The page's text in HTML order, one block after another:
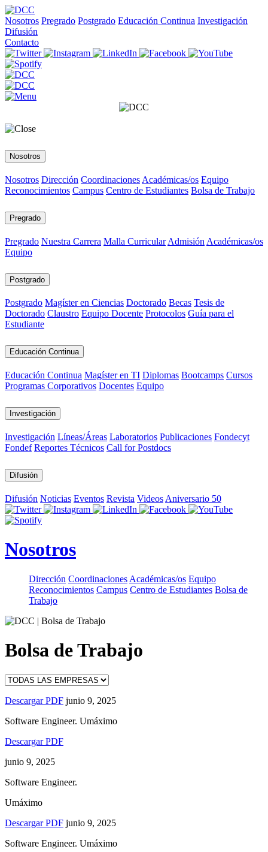
Nosotros Pregrado Postgrado Educación Continua Investigación
Difusión
Contacto
Nosotros
Nosotros Dirección Coordinaciones Académicas/os Equipo
Reconocimientos Campus Centro de Estudiantes Bolsa de Trabajo
Pregrado
Pregrado Nuestra Carrera Malla Curricular Admisión Académicas/os
Equipo
Postgrado
Postgrado Magíster en Ciencias Doctorado Becas Tesis de
Doctorado Claustro Equipo Docente Protocolos Guía para el
Estudiante
Educación Continua
Educación Continua Magíster en TI Diplomas Bootcamps Cursos
Programas Corporativos Docentes Equipo
Investigación
Investigación Líneas/Áreas Laboratorios Publicaciones Fondecyt
Fondef Reportes Técnicos Call for Postdocs
Difusión
Difusión Noticias Eventos Revista Videos Aniversario 50
Nosotros
Dirección Coordinaciones Académicas/os Equipo
Reconocimientos Campus Centro de Estudiantes Bolsa de
Trabajo
Bolsa de Trabajo
Descargar PDF junio 9, 2025
Software Engineer. Umáximo
Descargar PDF
junio 9, 2025
Software Engineer.
Umáximo
Descargar PDF junio 9, 2025
Software Engineer. Umáximo